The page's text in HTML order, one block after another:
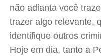
não adianta você
trazer algo relevante,
identifique outros
Hoje em dia, tanto a